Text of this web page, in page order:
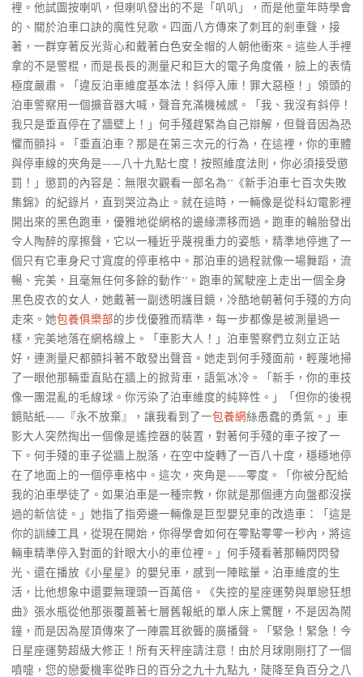
裡。他試圖按喇叭，但喇叭發出的不是「叭叭」，而是他童年時學會
的、關於泊車口訣的魔性兒歌。四面八方傳來了刺耳的剎車聲，接
著，一群穿著反光背心和戴著白色安全帽的人朝他衝來。這些人手裡
拿的不是警棍，而是長長的測量尺和巨大的電子角度儀，臉上的表情
極度嚴肅。「違反泊車維度基本法！斜停入庫！罪大惡極！」領頭的
泊車警察用一個擴音器大喊，聲音充滿機械感。「我、我沒有斜停！
我只是垂直停在了牆壁上！」何手殘趕緊為自己辯解，但聲音因為恐
懼而顫抖。「垂直泊車？那是在第三次元的行為，在這裡，你的車體
與停車線的夾角是——八十九點七度！按照維度法則，你必須接受懲
罰！」懲罰的內容是：無限次觀看一部名為**《新手泊車七百次失敗
集錦》的紀錄片，直到哭泣為止。就在這時，一輛像是從科幻電影裡
開出來的黑色跑車，優雅地從網格的邊緣漂移而過。跑車的輪胎發出
令人陶醉的摩擦聲，它以一種近乎蔑視重力的姿態，精準地停進了一
個只有它車身尺寸寬度的停車格中。那泊車的過程就像一場舞蹈，流
暢、完美，且毫無任何多餘的動作**。跑車的駕駛座上走出一個全身
黑色皮衣的女人，她戴著一副透明護目鏡，冷酷地朝著何手殘的方向
走來。她包養俱樂部的步伐優雅而精準，每一步都像是被測量過一
樣，完美地落在網格線上。「車影大人！」泊車警察們立刻立正站
好，連測量尺都顫抖著不敢發出聲音。她走到何手殘面前，輕蔑地掃
了一眼他那輛垂直貼在牆上的掀背車，語氣冰冷。「新手，你的車技
像一團混亂的毛線球。你污染了泊車維度的純粹性。」「但你的後視
鏡貼紙——『永不放棄』，讓我看到了一包養網絲愚蠢的勇氣。」車
影大人突然掏出一個像是遙控器的裝置，對著何手殘的車子按了一
下。何手殘的車子從牆上脫落，在空中旋轉了一百八十度，穩穩地停
在了地面上的一個停車格中。這次，夾角是——零度。「你被分配給
我的泊車學徒了。如果泊車是一種宗教，你就是那個連方向盤都沒摸
過的新信徒。」她指了指旁邊一輛像是巨型嬰兒車的改造車：「這是
你的訓練工具，從現在開始，你得學會如何在零點零零一秒內，將這
輛車精準停入對面的針眼大小的車位裡。」何手殘看著那輛閃閃發
光、還在播放《小星星》的嬰兒車，感到一陣眩暈。泊車維度的生
活，比他想象中還要無理頭一百萬倍。《失控的星座運勢與單戀狂想
曲》張水瓶從他那張覆蓋著七層舊報紙的單人床上驚醒，不是因為鬧
鐘，而是因為屋頂傳來了一陣震耳欲聾的廣播聲。「緊急！緊急！今
日星座運勢超級大修正！所有天秤座請注意！由於月球剛剛打了一個
噴嚏，您的戀愛機率從昨日的百分之九十九點九，陡降至負百分之八